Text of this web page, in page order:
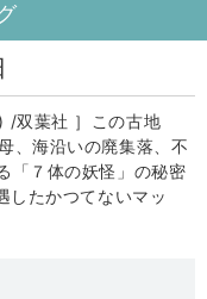
双葉社 ］この古地
、海沿いの廃集落、不
「７体の妖怪」の秘密
したかつてないマッ